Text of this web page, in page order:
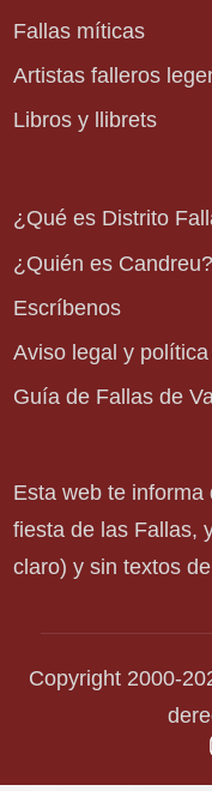
Fallas míticas
Artistas falleros
Libros y llibrets
¿Qué es Distrito
¿Quién es Candreu?
Escríbenos
Aviso legal y
Guía de Fallas de
Esta web te
fiesta de las Fallas,
claro) y sin textos
Copyright 2000-